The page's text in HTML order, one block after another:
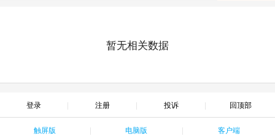
暂无相关数据
登录 注册 投诉 回顶部
触屏版 电脑版
客户端